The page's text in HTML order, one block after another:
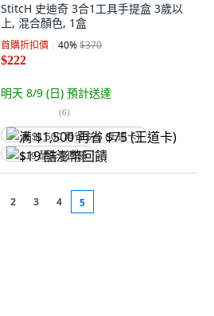
StitcH 史迪奇 3合1工具手提盒 3歲以
上, 混合顏色, 1盒
首購折扣價 40%$370
$222
明天 8/9 (日) 預計送達
(6)
满 $1,500 再省 $75 (王道卡)
$19 酷澎幣回饋
2 3 4 5